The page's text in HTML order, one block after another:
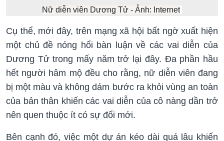
Nữ diễn viên Dương Tử - Ảnh: Internet
Cụ thể, mới đây, trên mạng xã hội bất ngờ xuất hiện
một chủ đề nóng hổi bàn luận về các vai diễn của
Dương Tử trong mấy năm trở lại đây. Đa phần hầu
hết người hâm mộ đều cho rằng, nữ diễn viên đang
bị một màu và không dám bước ra khỏi vùng an toàn
của bản thân khiến các vai diễn của cô nàng dần trở
nên quen thuộc ít có sự đổi mới.
Bên cạnh đó, việc một dự án kéo dài quá lâu khiến